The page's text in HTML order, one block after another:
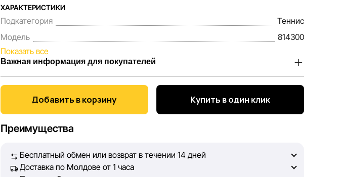
ХАРАКТЕРИСТИКИ
Подкатегория
Теннис
Модель
814300
Показать все
Важная информация для покупателей
Мы, команда сети магазинов Sportlandia, ценим доверие наших покупателей.
Каждый день мы работаем над тем, чтобы информация о товарах и услугах,
представленная на сайте, была максимально полной, объективной и актуальной.
принять лучшее решение о покупке.
Однако, несмотря на постоянный контроль, Sportlandia не может гарантировать
абсолютную точность всех данных, размещённых на сайте, ввиду возможных
Добавить в корзину Купить в один клик
Преимущества
Бесплатный обмен или возврат в течении 14 дней
Доставка по Молдове от 1 часа